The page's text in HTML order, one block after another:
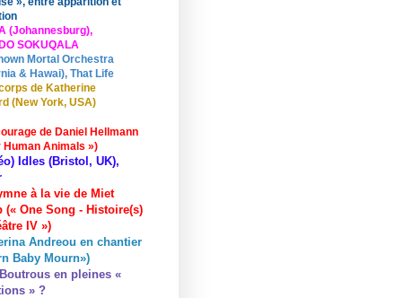
(Johannesburg),
SOKUQALA
Mortal Orchestra
& Hawai), That Life
de Katherine
(New York, USA)
de Daniel Hellmann
Human Animals »)
Idles (Bristol, UK),
à la vie de Miet
(« One Song - Histoire(s)
IV »)
Andreou en chantier
Baby Mourn»)
en pleines «
» ?